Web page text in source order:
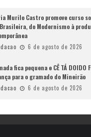
Murilo Castro promove curso
do Modernismo à
6 de agosto de 2026
fica pequena e CÊ TÁ DOIDO
para o gramado do Mineirão
6 de agosto de 2026